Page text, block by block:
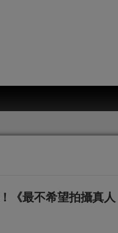
《最不希望拍攝真人